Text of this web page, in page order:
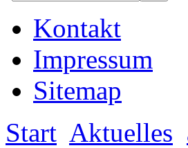
Kontakt
Impressum
Sitemap
Start Aktuelles